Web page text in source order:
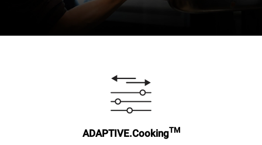
ADAPTIVE.CookingTM